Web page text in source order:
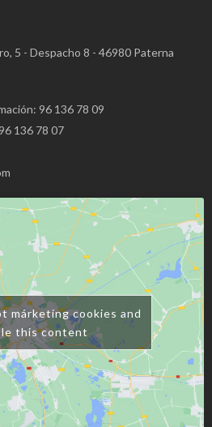
5 - Despacho 8 - 46980 Paterna
96 136 78 09
136 78 07
márketing cookies and
this content